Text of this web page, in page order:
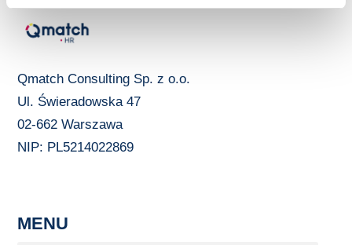
Qmatch Consulting Sp. z o.o.
Ul. Świeradowska 47
02-662 Warszawa
NIP: PL5214022869
MENU